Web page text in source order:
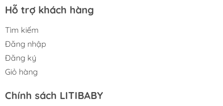
Hỗ trợ khách hàng
Tìm kiếm
Đăng nhập
Đăng ký
Giỏ hàng
Chính sách LITIBABY